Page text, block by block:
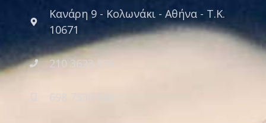
Κανάρη 9 - Κολωνάκι - Αθήνα - Τ.Κ.
10671
210 3623 876
698 7530 646